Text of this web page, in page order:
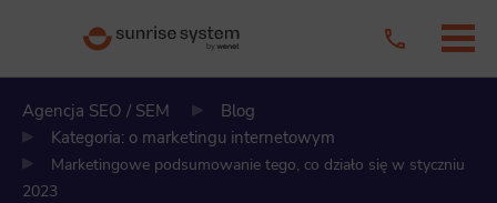
Agencja SEO / SEM
Blog
Kategoria: o marketingu internetowym
Marketingowe podsumowanie tego, co działo się w styczniu
2023